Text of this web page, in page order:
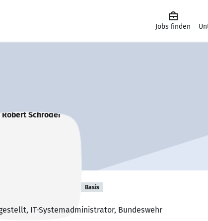
Jobs finden
Schröder Basis
IT-Systemadministrator, Bundeswehr